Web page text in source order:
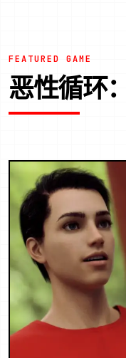
FEATURED GAME
恶性循环